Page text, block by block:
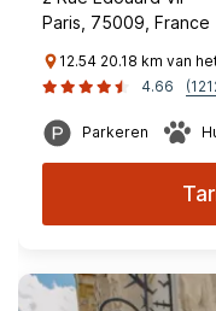
Paris, 75009, France
12.54 20.18 km van
4.66
Parkeren